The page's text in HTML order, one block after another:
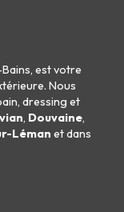
est votre
. Nous
, dressing et
, Douvaine,
Léman et dans